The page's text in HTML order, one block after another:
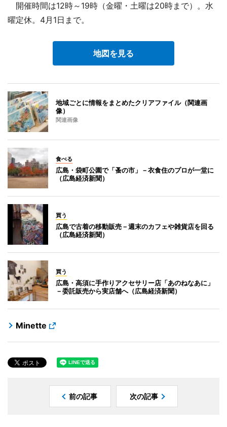
開催時間は12時～19時（金曜・土曜は20時まで）。水
曜定休。4月1日まで。
地図を見る
地域ごとに情報をまとめたクリアファイル（関連画
像）
関連画像
食べる
広島・袋町公園で「蚤の市」－衣食住のプロが一堂に
（広島経済新聞）
買う
広島で古着の移動販売－週末のカフェや雑貨店を回る
（広島経済新聞）
買う
広島・高須に手作りアクセサリー店「あのねなあに」
－委託販売から実店舗へ（広島経済新聞）
Minette
前の記事 次の記事